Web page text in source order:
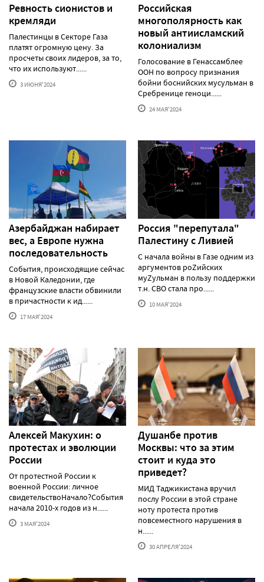
Ревность сионистов и
кремляди
Палестинцы в Секторе Газа
платят огромную цену. За
просчеты своих лидеров, за то,
что их используют......
3 ИЮНЯ'2024
Российская
многополярность как
новый антиисламский
колониализм
Голосование в Генассамблее
ООН по вопросу признания
бойни боснийских мусульман в
Сребренице геноци......
24 МАЯ'2024
Азербайджан набирает
вес, а Европе нужна
последовательность
События, происходящие сейчас
в Новой Каледонии, где
французские власти обвинили
в причастности к ид......
17 МАЯ'2024
Россия "перепутала"
Палестину с Ливией
С начала войны в Газе одним из
аргументов роZийских
муZульман в пользу поддержки
т.н. СВО стала про......
10 МАЯ'2024
Алексей Макуxин: о
протестаx и эволюции
России
От протестной России к
военной России: личное
свидетельствоНачало?События
начала 2010-х годов из н......
3 МАЯ'2024
Душанбе против
Москвы: что за этим
стоит и куда это
приведет?
МИД Таджикистана вручил
послу России в этой стране
ноту протеста против
повсеместного нарушения в
н......
30 АПРЕЛЯ'2024